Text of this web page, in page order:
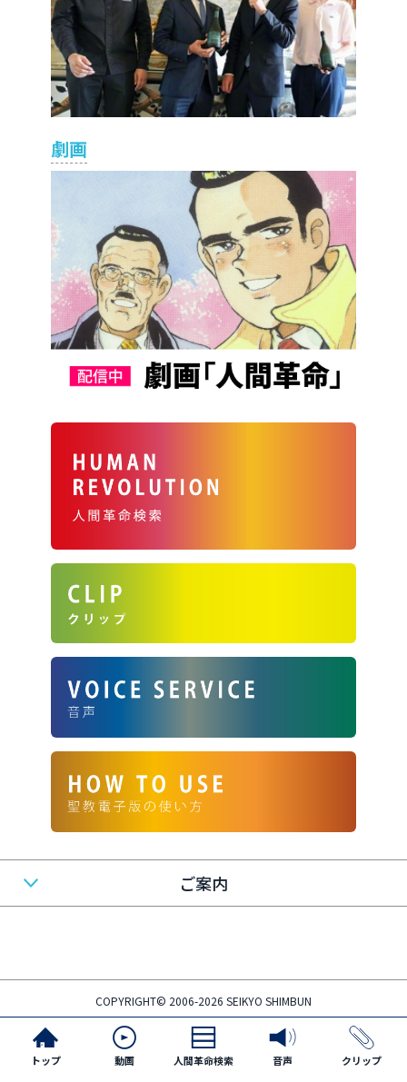
劇画
ご案内
COPYRIGHT© 2006-2026 SEIKYO SHIMBUN
トップ 動画 人間革命検索 音声 クリップ